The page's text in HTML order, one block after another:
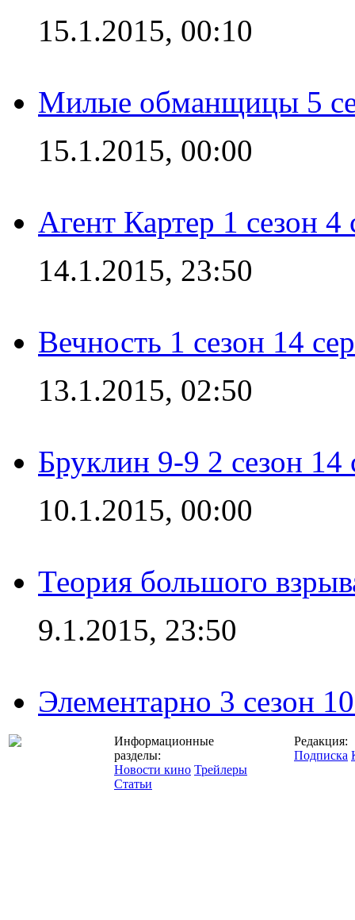
15.1.2015, 00:10
Милые обманщицы 5
15.1.2015, 00:00
Агент Картер 1 сезон 4
14.1.2015, 23:50
Вечность 1 сезон 14
13.1.2015, 02:50
Бруклин 9-9 2 сезон 14
10.1.2015, 00:00
Теория большого
9.1.2015, 23:50
Элементарно 3 сезон
Информационные
разделы:
Новости кино Трейлеры
Статьи
Редакция:
Подписка